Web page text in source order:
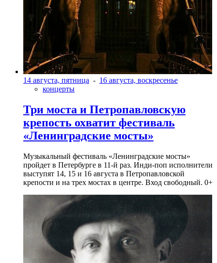
14 августа, пятница - 16 августа, воскресенье
концерты
Три моста и Петропавловскую
крепость охватит фестиваль
«Ленинградские мосты»
Музыкальный фестиваль «Ленинградские мосты»
пройдет в Петербурге в 11-й раз. Инди-поп исполнители
выступят 14, 15 и 16 августа в Петропавловской
крепости и на трех мостах в центре. Вход свободный. 0+